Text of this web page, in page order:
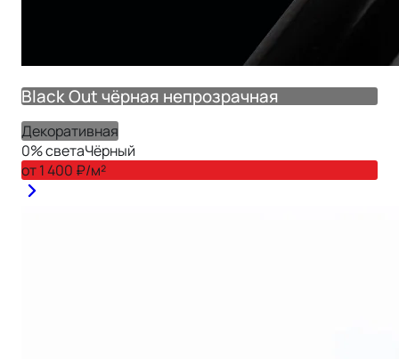
Black Out чёрная непрозрачная
Декоративная
0% светаЧёрный
от1 400 ₽/м²